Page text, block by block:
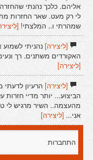
אליהם. כלכך נהנתי
לי רק מעט. שאר החזרות
שמהרתי ו.. המלצתי!
[ליצירה]נהניתי
האקורדים משתנים. רך
[ליצירה]
[ליצירה]הרעיון
הביצוע... יותר מדיי חזרות
מהעצמה.. השיר מרגיש לי
אני... [ליצירה]
התחברות